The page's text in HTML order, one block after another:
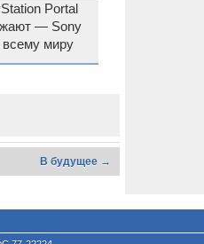
Portal
— Sony
миру
В будущее →